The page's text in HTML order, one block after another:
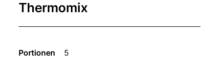
Thermomix
Portionen
5